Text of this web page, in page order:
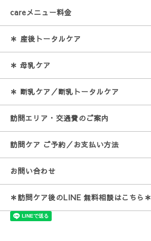
careメニュー料金
＊ 産後トータルケア
＊ 母乳ケア
＊ 断乳ケア／断乳トータルケア
訪問エリア・交通費のご案内
訪問ケア ご予約／お支払い方法
お問い合わせ
＊訪問ケア後のLINE 無料相談はこちら＊